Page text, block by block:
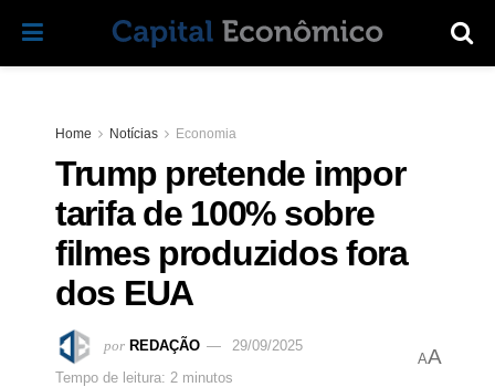
Home Notícias Economia
Trump pretende impor
tarifa de 100% sobre
filmes produzidos fora
dos EUA
por REDAÇÃO
29/09/2025
Tempo de leitura: 2 minutos
AA